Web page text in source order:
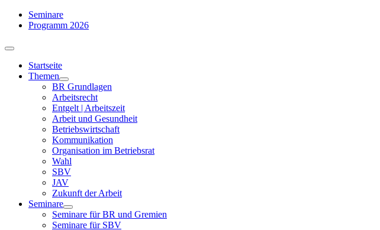
Zum
Inhalt
Seminare
Programm 2026
Toggle
NavigationStartseite
Themen
BR Grundlagen
Arbeits­recht
Entgelt | Arbeitszeit
Arbeit und Gesundheit
Betriebswirtschaft
Kommuni­kation
Organisation im Betriebsrat
Wahl
SBV
JAV
Zukunft der Arbeit
Seminare
Seminare für BR und Gremien
Seminare für SBV